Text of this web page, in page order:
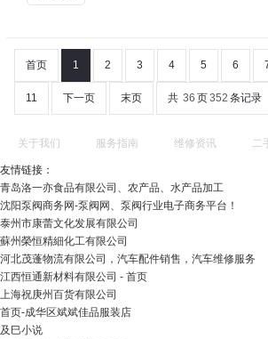
首页 1 2 3 4 5 6
11 下一页 末页 共 36 页352 条记录
关于我们 服务指南 维修资讯 二
友情链接：
青岛洛一亦食品有限公司、农产品、水产品加工
沈阳泵阀商务网-泵阀网、泵阀行业电子商务平台！
泰州市康蕾文化发展有限公司
蘇州榮恒精細化工有限公司
河北茂蓬物流有限公司，汽车配件销售，汽车维修服务
江西恒通新材料有限公司 - 首页
上海祝庚州百货有限公司
首页-成华区斌斌佳品服装店
及巳小说